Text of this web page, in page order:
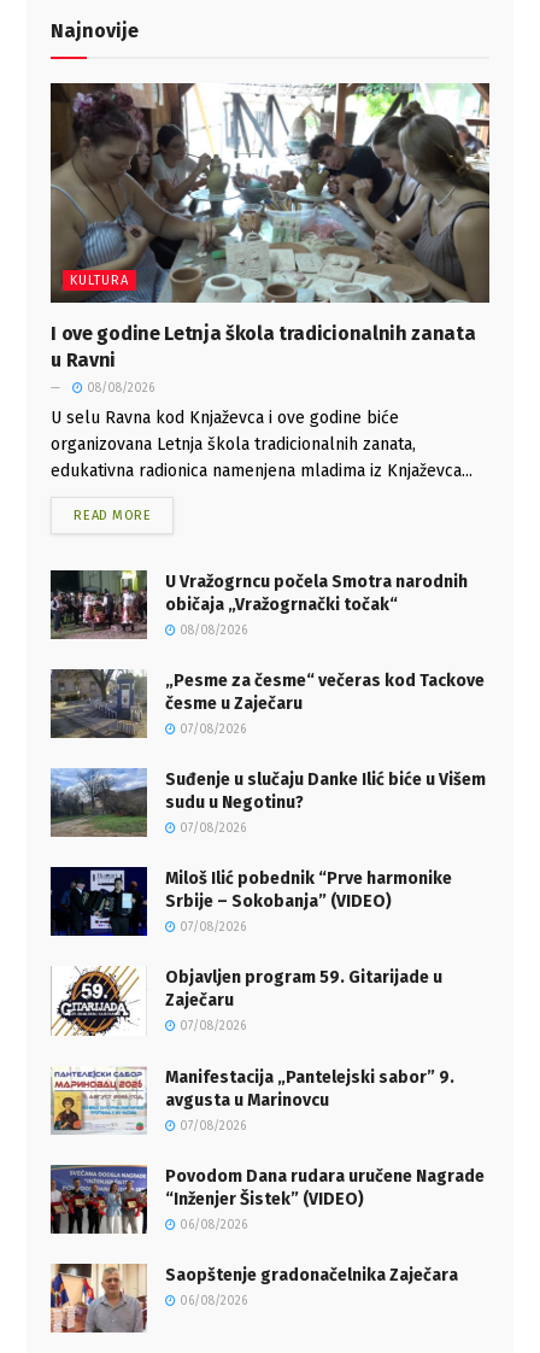
Najnovije
KULTURA
I ove godine Letnja škola tradicionalnih zanata
u Ravni
08/08/2026
U selu Ravna kod Knjaževca i ove godine biće
organizovana Letnja škola tradicionalnih zanata,
edukativna radionica namenjena mladima iz Knjaževca...
READ MORE
U Vražogrncu počela Smotra narodnih
običaja „Vražogrnački točak“
08/08/2026
„Pesme za česme“ večeras kod Tackove
česme u Zaječaru
07/08/2026
Suđenje u slučaju Danke Ilić biće u Višem
sudu u Negotinu?
07/08/2026
Miloš Ilić pobednik “Prve harmonike
Srbije – Sokobanja” (VIDEO)
07/08/2026
Objavljen program 59. Gitarijade u
Zaječaru
07/08/2026
Manifestacija „Pantelejski sabor” 9.
avgusta u Marinovcu
07/08/2026
Povodom Dana rudara uručene Nagrade
“Inženjer Šistek” (VIDEO)
06/08/2026
Saopštenje gradonačelnika Zaječara
06/08/2026